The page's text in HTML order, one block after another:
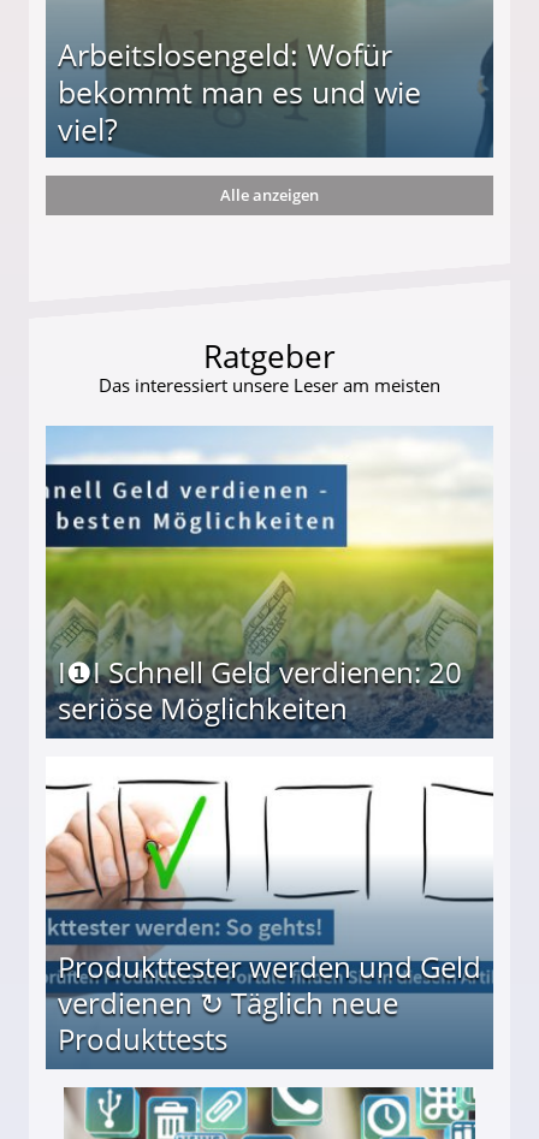
Arbeitslosengeld: Wofür
bekommt man es und wie
viel?
und wie viel?
Alle anzeigen
Ratgeber
Das interessiert unsere Leser am meisten
I❶I Schnell Geld verdienen: 20
seriöse Möglichkeiten
Produkttester werden und Geld
verdienen ↻ Täglich neue
Produkttests
↻ Täglich neue Produkttests